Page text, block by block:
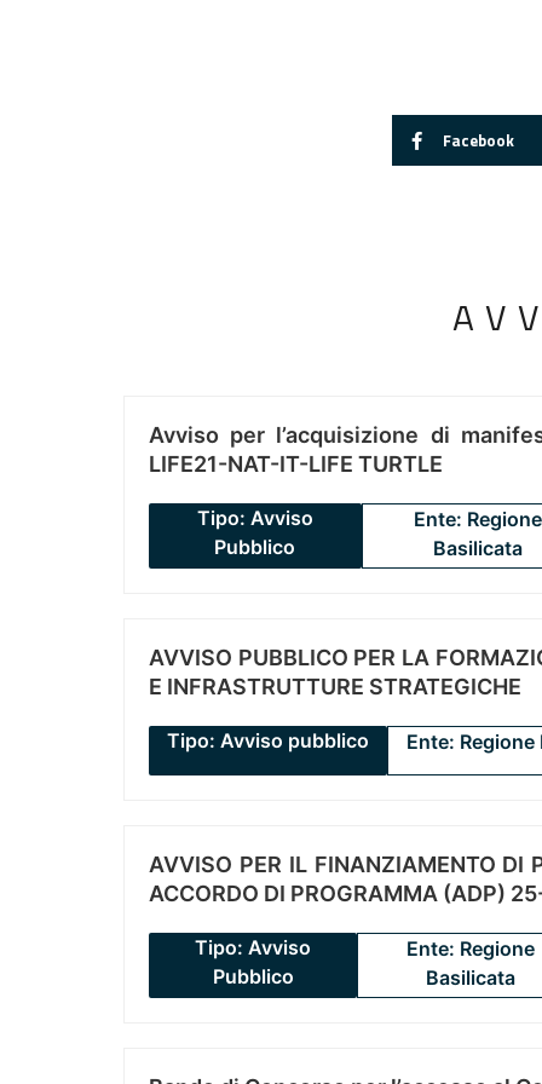
Facebook
Avviso per l’acquisizione di
LIFE21-NAT-IT-LIFE TURTLE
Tipo: Avviso
Pubblico
Ente: Regione
Basilicata
AVVISO PUBBLICO PER LA
E INFRASTRUTTURE STRATEGICHE
Tipo: Avviso pubblico Ente:
AVVISO PER IL FINANZIAMENTO DI
ACCORDO DI PROGRAMMA (ADP)
Tipo: Avviso
Pubblico
Ente: Regione
Basilicata